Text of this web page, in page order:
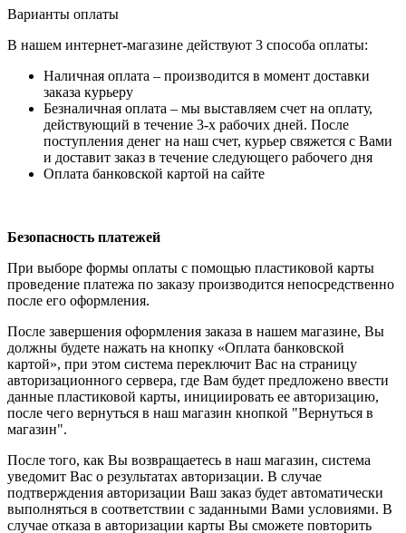
Варианты оплаты
В нашем интернет-магазине действуют 3 способа оплаты:
Наличная оплата – производится в момент доставки
заказа курьеру
Безналичная оплата – мы выставляем счет на оплату,
действующий в течение 3-х рабочих дней. После
поступления денег на наш счет, курьер свяжется с Вами
и доставит заказ в течение следующего рабочего дня
Оплата банковской картой на сайте
Безопасность платежей
При выборе формы оплаты с помощью пластиковой карты
проведение платежа по заказу производится непосредственно
после его оформления.
После завершения оформления заказа в нашем магазине, Вы
должны будете нажать на кнопку «Оплата банковской
картой», при этом система переключит Вас на страницу
авторизационного сервера, где Вам будет предложено ввести
данные пластиковой карты, инициировать ее авторизацию,
после чего вернуться в наш магазин кнопкой "Вернуться в
магазин".
После того, как Вы возвращаетесь в наш магазин, система
уведомит Вас о результатах авторизации. В случае
подтверждения авторизации Ваш заказ будет автоматически
выполняться в соответствии с заданными Вами условиями. В
случае отказа в авторизации карты Вы сможете повторить